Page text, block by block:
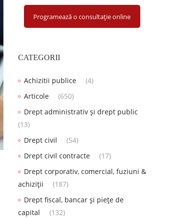
Programează o consultație online
CATEGORII
Achizitii publice
(4)
Articole
(650)
Drept administrativ și drept public
(13)
Drept civil
(54)
Drept civil contracte
(17)
Drept corporativ, comercial, fuziuni &
achiziții
(187)
Drept fiscal, bancar și piețe de
capital
(132)